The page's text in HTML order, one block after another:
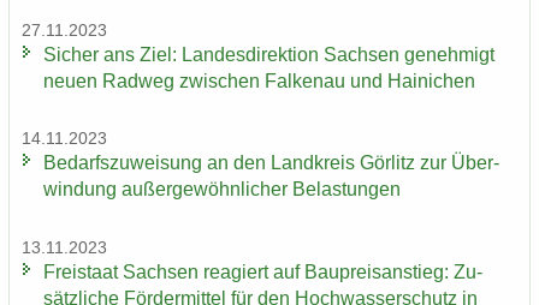
27.11.2023
Si­cher ans Ziel: Lan­des­di­rek­ti­on Sach­sen ge­neh­migt
neuen Rad­weg zwi­schen Fal­ken­au und Hai­ni­chen
14.11.2023
Be­darfs­zu­wei­sung an den Land­kreis Gör­litz zur Über­
win­dung au­ßer­ge­wöhn­li­cher Be­las­tun­gen
13.11.2023
Frei­staat Sach­sen re­agiert auf Bau­preis­an­stieg: Zu­
sätz­li­che För­der­mit­tel für den Hoch­was­ser­schutz in